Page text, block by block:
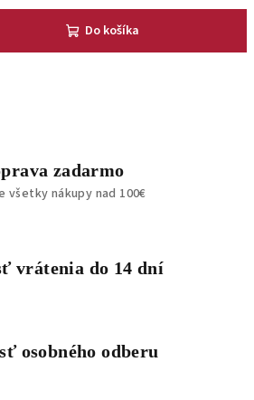
Do košíka
zadarmo
všetky nákupy nad 100€
vrátenia do 14 dní
osobného odberu